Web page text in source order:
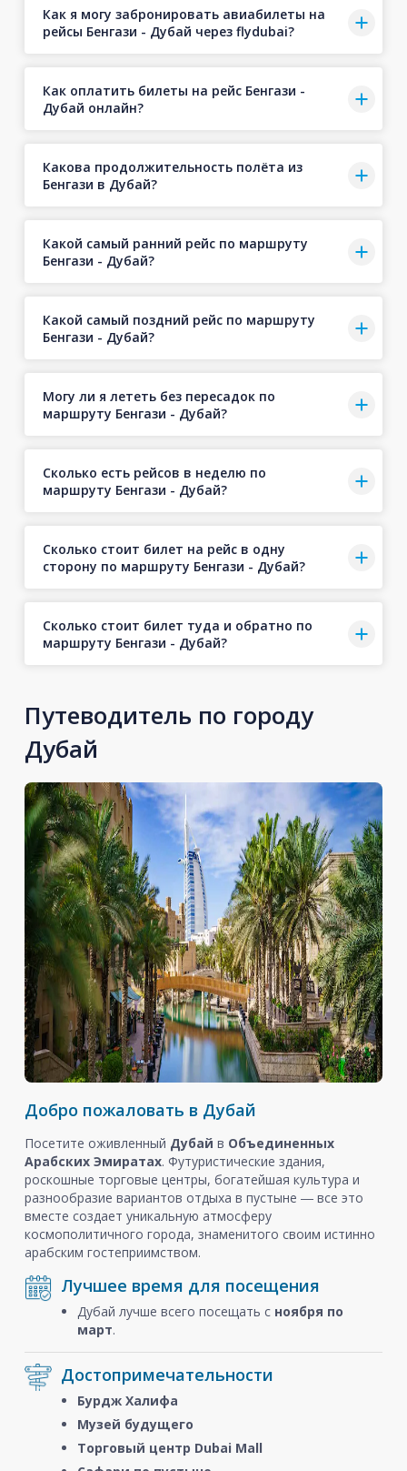
Как я могу забронировать авиабилеты на
рейсы Бенгази - Дубай через flydubai?
Как оплатить билеты на рейс Бенгази -
Дубай онлайн?
Какова продолжительность полёта из
Бенгази в Дубай?
Какой самый ранний рейс по маршруту
Бенгази - Дубай?
Какой самый поздний рейс по маршруту
Бенгази - Дубай?
Могу ли я лететь без пересадок по
маршруту Бенгази - Дубай?
Сколько есть рейсов в неделю по
маршруту Бенгази - Дубай?
Сколько стоит билет на рейс в одну
сторону по маршруту Бенгази - Дубай?
Сколько стоит билет туда и обратно по
маршруту Бенгази - Дубай?
Путеводитель по городу
Дубай
Добро пожаловать в Дубай
Посетите оживленный Дубай в Объединенных
Арабских Эмиратах. Футуристические здания,
роскошные торговые центры, богатейшая культура и
разнообразие вариантов отдыха в пустыне ― все это
вместе создает уникальную атмосферу
космополитичного города, знаменитого своим истинно
арабским гостеприимством.
Лучшее время для посещения
Дубай лучше всего посещать с ноября по
март.
Достопримечательности
Бурдж Халифа
Музей будущего
Торговый центр Dubai Mall